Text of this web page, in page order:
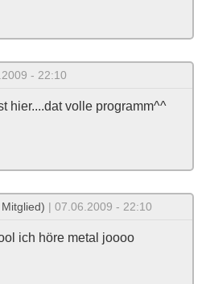
- 22:10
hier....dat volle programm^^
| 07.06.2009 - 22:10
ich höre metal joooo